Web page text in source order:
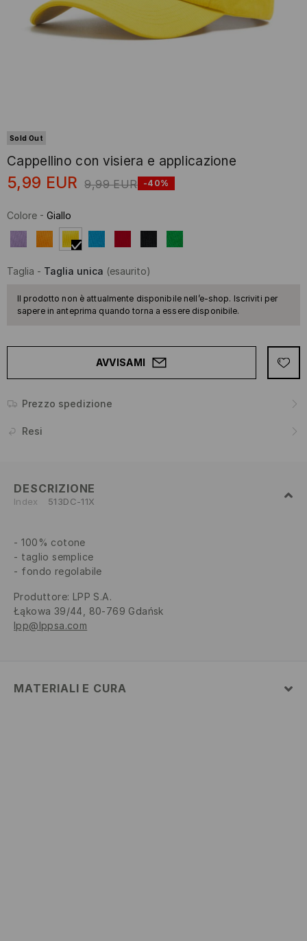
Sold Out
Cappellino con visiera e applicazione
5,99 EUR 9,99 EUR -40%
Colore - Giallo
Taglia - Taglia unica (esaurito)
Il prodotto non è attualmente disponibile nell’e-shop. Iscriviti per
sapere in anteprima quando torna a essere disponibile.
AVVISAMI
Prezzo spedizione
Resi
DESCRIZIONE
Index 513DC-11X
100% cotone
taglio semplice
fondo regolabile
Produttore: LPP S.A.
Łąkowa 39/44, 80-769 Gdańsk
lpp@lppsa.com
MATERIALI E CURA